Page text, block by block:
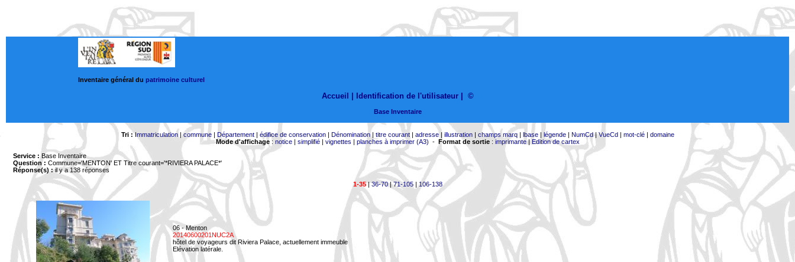
Inventaire général du patrimoine culturel
Accueil | Identification de l'utilisateur ©
Base Inventaire
Tri : Immatriculation|commune| Département| édifice de conservation| Dénomination| titre courant| adresse| illustration| champs marq| lbase| légende| NumCd|VueCd| mot-clé| domaine
Mode d'affichage: notice| simplifié| vignettes | planches à imprimer (A3) - Format de sortie: imprimante|Edition de cartex
Service : Base Inventaire
Question : Commune='MENTON' ET Titre courant='*RIVIERA PALACE*'
Réponse(s) :il y a 138 réponses
1-35|36-70|71-105| 106-138
06 - Menton
20140600201NUC2A
hôtel de voyageurs dit Riviera Palace, actuellement immeuble
Elévation latérale.